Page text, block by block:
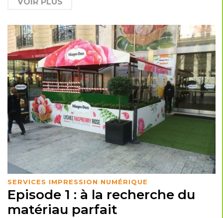
SERVICES IMPRESSION NUMÉRIQUE
Episode 1 : à la recherche du
matériau parfait